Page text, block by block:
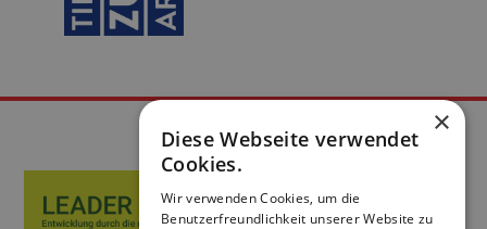
×
Diese Webseite verwendet
Cookies.
Wir verwenden Cookies, um die
Benutzerfreundlichkeit unserer Website zu